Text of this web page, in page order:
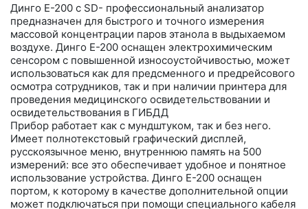
Динго Е-200 c SD- профессиональный анализатор
предназначен для быстрого и точного измерения
массовой концентрации паров этанола в выдыхаемом
воздухе. Динго Е-200 оснащен электрохимическим
сенсором с повышенной износоустойчивостью, может
использоваться как для предсменного и предрейсового
осмотра сотрудников, так и при наличии принтера для
проведения медицинского освидетельствовании и
освидетельствования в ГИБДД
Прибор работает как с мундштуком, так и без него.
Имеет полнотекстовый графический дисплей,
русскоязычное меню, внутреннюю память на 500
измерений: все это обеспечивает удобное и понятное
использование устройства. Динго Е-200 оснащен
портом, к которому в качестве дополнительной опции
может подключаться при помощи специального кабеля